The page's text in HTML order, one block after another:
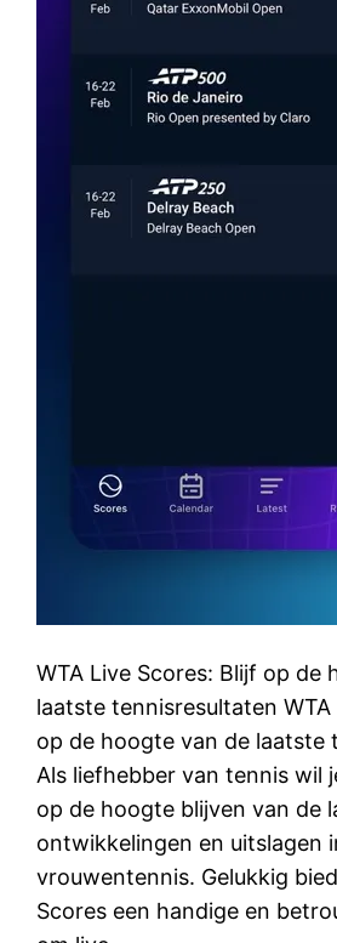
WTA Live Scores: Blijf op de
laatste tennisresultaten WTA
op de hoogte van de laatste
Als liefhebber van tennis wil
op de hoogte blijven van de
ontwikkelingen en uitslagen
vrouwentennis. Gelukkig
Scores een handige en